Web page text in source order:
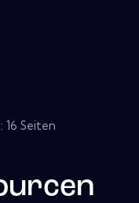
16 Seiten